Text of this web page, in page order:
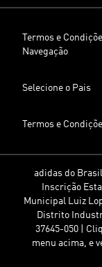
Termos e
Navegação
Selecione o Pais
Termos e
adidas do
Inscrição
Municipal Luiz
Distrito
37645-050 |
menu acima, e